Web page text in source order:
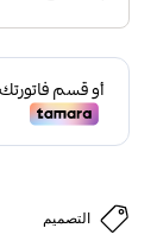
التصميم